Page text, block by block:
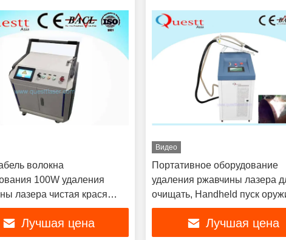
волокна
100W удаления
лазера чистая крася
6 метров
Лучшая цена
Видео
Портативное оборудование
удаления ржавчины лазера
очищать, Handheld пуск
Лучшая цена